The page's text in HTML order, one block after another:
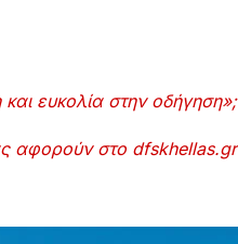
ευκολία στην οδήγηση»;
αφορούν στο dfskhellas.gr